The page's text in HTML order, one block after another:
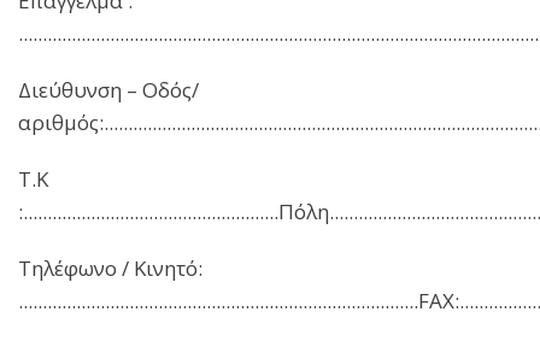
Διεύθυνση – Οδός/
Τ.Κ
Τηλέφωνο / Κινητό: